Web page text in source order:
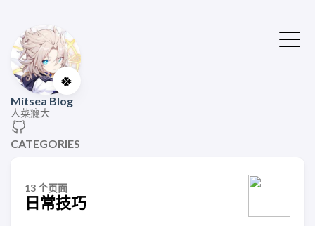
🍀
Mitsea Blog
人菜瘾大
CATEGORIES
13 个页面
日常技巧